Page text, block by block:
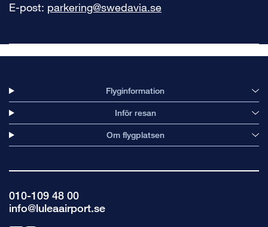
E-post: parkering@swedavia.se
Flyginformation
Inför resan
Om flygplatsen
010-109 48 00
info@luleaairport.se